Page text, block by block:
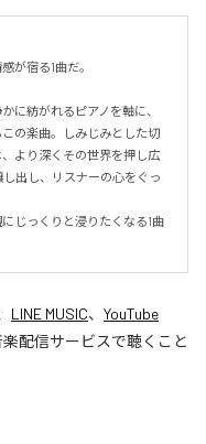
が宿る1曲だ。
に紡がれるピアノを軸に、
の楽曲。しみじみとした切
より深くその世界を押し広
出し、リスナーの心をぐっ
じっくりと浸りたくなる1曲
LINE MUSIC、 YouTube
配信サービスで聴くこと